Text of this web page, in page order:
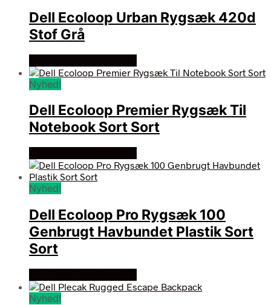
Dell Ecoloop Urban Rygsæk 420d
Stof Grå
Nyhed!
Dell Ecoloop Premier Rygsæk Til
Notebook Sort Sort
Nyhed!
Dell Ecoloop Pro Rygsæk 100
Genbrugt Havbundet Plastik Sort
Sort
Nyhed!